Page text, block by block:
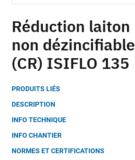
to
the
beginning
of
the
gallery
Réduction laiton
non dézincifiable
(CR) ISIFLO 135
PRODUITS LIÉS
DESCRIPTION
INFO TECHNIQUE
INFO CHANTIER
NORMES ET CERTIFICATIONS